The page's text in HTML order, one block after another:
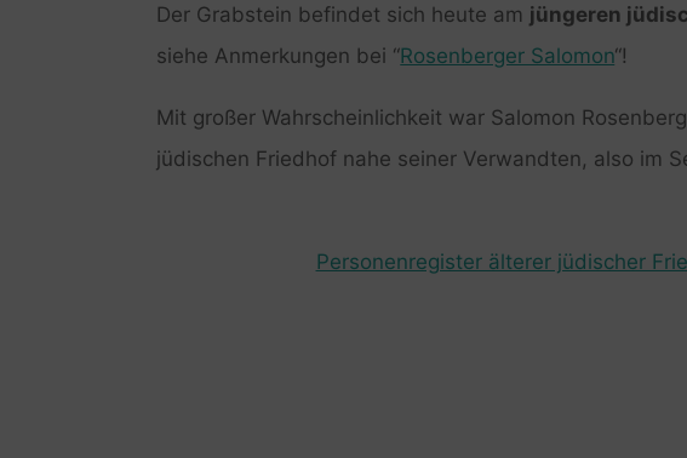
Der Grabstein befindet sich heute am jüngeren
siehe Anmerkungen bei “Rosenberger Salomon“!
Mit großer Wahrscheinlichkeit war Salomon
jüdischen Friedhof nahe seiner Verwandten, also im
Personenregister älterer jüdischer